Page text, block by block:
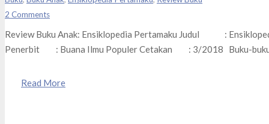
2 Comments
Review Buku Anak: Ensiklopedia Pertamaku Judul :
Penerbit : Buana Ilmu Populer Cetakan : 3/2018 Buku-buku
Read More